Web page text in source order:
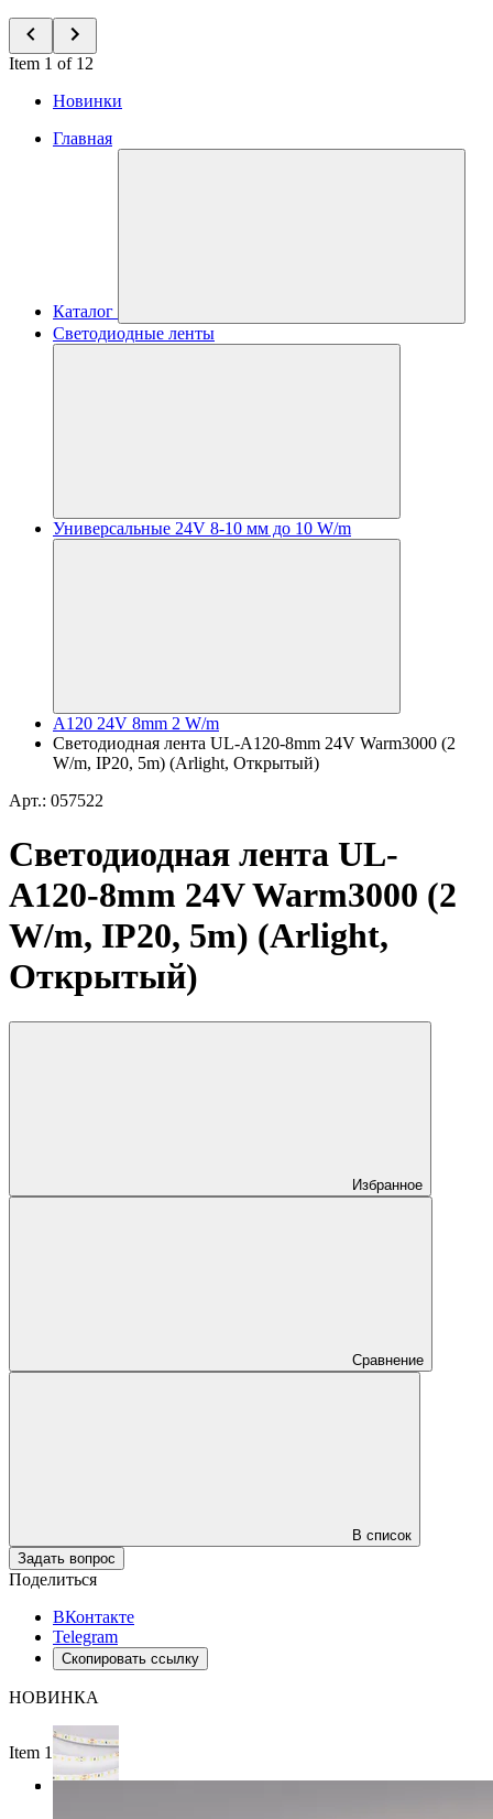
Item 1 of 12
Новинки
Главная
Каталог
Светодиодные ленты
Универсальные 24V 8-10 мм до 10 W/m
A120 24V 8mm 2 W/m
Светодиодная лента UL-A120-8mm 24V Warm3000 (2
W/m, IP20, 5m) (Arlight, Открытый)
Арт.: 057522
Светодиодная лента UL-
A120-8mm 24V Warm3000 (2
W/m, IP20, 5m) (Arlight,
Открытый)
Избранное
Сравнение
В список
Задать вопрос
Поделиться
ВКонтакте
Telegram
Скопировать ссылку
НОВИНКА
Item 1 of 3